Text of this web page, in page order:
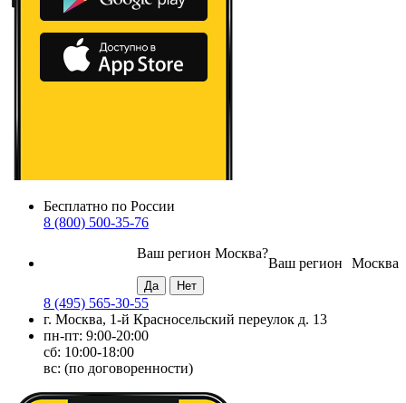
Бесплатно по России
8 (800) 500-35-76
Москва
Ваш регион
Ваш регион Москва?
8 (495) 565-30-55
г. Москва, 1-й Красносельский переулок д. 13
пн-пт: 9:00-20:00
сб: 10:00-18:00
вс: (по договоренности)